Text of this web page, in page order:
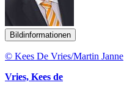
Bildinformationen
© Kees De Vries/Martin Janne
Vries, Kees de